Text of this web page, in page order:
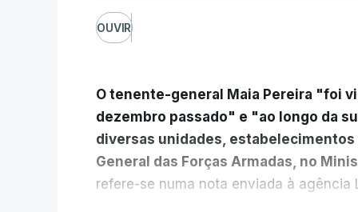
OUVIR
O tenente-general Maia Pereira "foi
dezembro passado" e "ao longo da
diversas unidades,
General das Forças Armadas, no
refere-se numa nota enviada à agência